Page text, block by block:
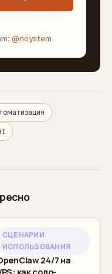
@noystem
СЦЕНАРИИ
ИСПОЛЬЗОВАНИЯ
24/7 на